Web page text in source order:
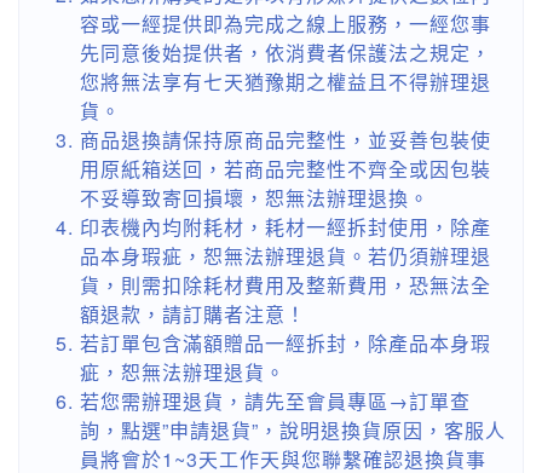
容或一經提供即為完成之線上服務，一經您事
先同意後始提供者，依消費者保護法之規定，
您將無法享有七天猶豫期之權益且不得辦理退
貨。
商品退換請保持原商品完整性，並妥善包裝使
用原紙箱送回，若商品完整性不齊全或因包裝
不妥導致寄回損壞，恕無法辦理退換。
印表機內均附耗材，耗材一經拆封使用，除產
品本身瑕疵，恕無法辦理退貨。若仍須辦理退
貨，則需扣除耗材費用及整新費用，恐無法全
額退款，請訂購者注意！
若訂單包含滿額贈品一經拆封，除產品本身瑕
疵，恕無法辦理退貨。
若您需辦理退貨，請先至會員專區→訂單查
詢，點選”申請退貨”，說明退換貨原因，客服人
員將會於1~3天工作天與您聯繫確認退換貨事